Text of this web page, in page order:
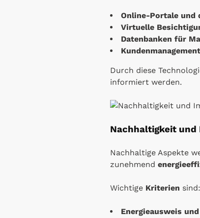
Online-Portale und
Virtuelle
Datenbanken für
Durch diese
informiert werden.
Nachhaltigkeit und
Nachhaltige Aspekte
zunehmend
Wichtige Kriterien sind:
Energieausweis